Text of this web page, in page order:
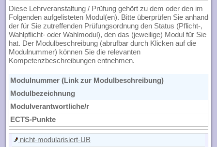
Diese Lehrveranstaltung / Prüfung gehört zu dem oder den im
Folgenden aufgelisteten Modul(en). Bitte überprüfen Sie anhand
der für Sie zutreffenden Prüfungsordnung den Status (Pflicht-,
Wahlpflicht- oder Wahlmodul), den das (jeweilige) Modul für Sie
hat. Der Modulbeschreibung (abrufbar durch Klicken auf die
Modulnummer) können Sie die relevanten
Kompetenzbeschreibungen entnehmen.
Modulnummer (Link zur Modulbeschreibung)
Modulbezeichnung
Modulverantwortliche/r
ECTS-Punkte
nicht-modularisiert-UB